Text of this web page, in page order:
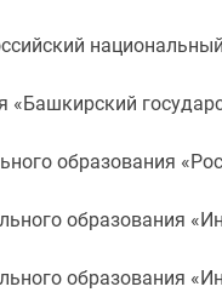
образования
образования
образования